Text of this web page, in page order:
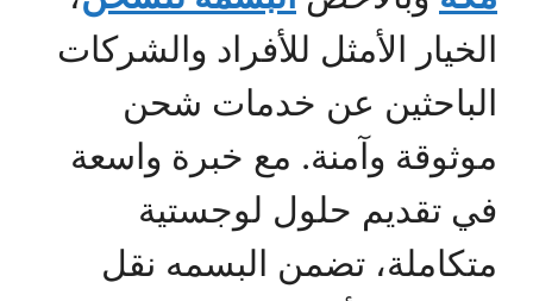
الخيار الأمثل للأفراد والشركات
الباحثين عن خدمات شحن
موثوقة وآمنة. مع خبرة واسعة
في تقديم حلول لوجستية
متكاملة، تضمن البسمه نقل